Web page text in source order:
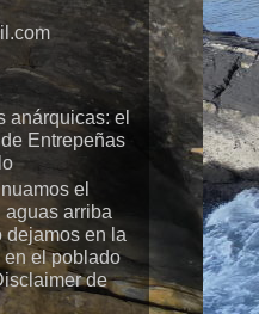
anárquicas: el
Entrepeñas
el
arriba
dejamos en la
en el poblado
de